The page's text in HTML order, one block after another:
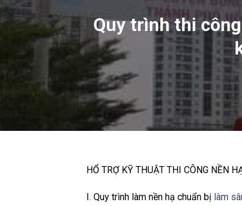
Quy trình thi
HỔ TRỢ KỸ THUẬT THI CÔNG NỀN
I. Quy trình làm nền hạ chuẩn bị làm